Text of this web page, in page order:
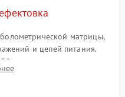
матрицы,
и цепей питания.
модуля памяти и
SMD-компонентов